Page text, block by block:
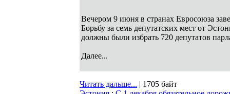
Вечером 9 июня в странах Евросоюза
Борьбу за семь депутатских мест от
должны были избрать 720 депутатов
Далее...
Читать дальше... | 1705 байт